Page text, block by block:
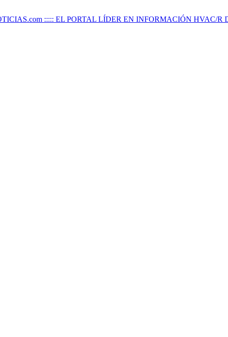
::::: EL PORTAL LÍDER EN INFORMACIÓN HVAC/R